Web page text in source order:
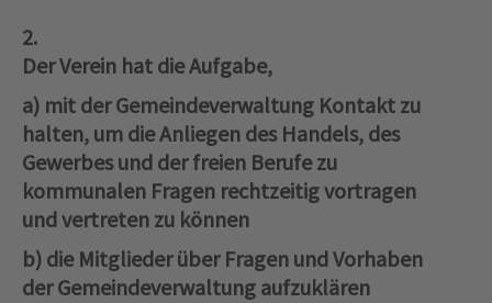
2.
Der Verein hat die Aufgabe,
a) mit der Gemeindeverwaltung Kontakt zu
halten, um die Anliegen des Handels, des
Gewerbes und der freien Berufe zu
kommunalen Fragen rechtzeitig vortragen
und vertreten zu können
b) die Mitglieder über Fragen und Vorhaben
der Gemeindeverwaltung aufzuklären